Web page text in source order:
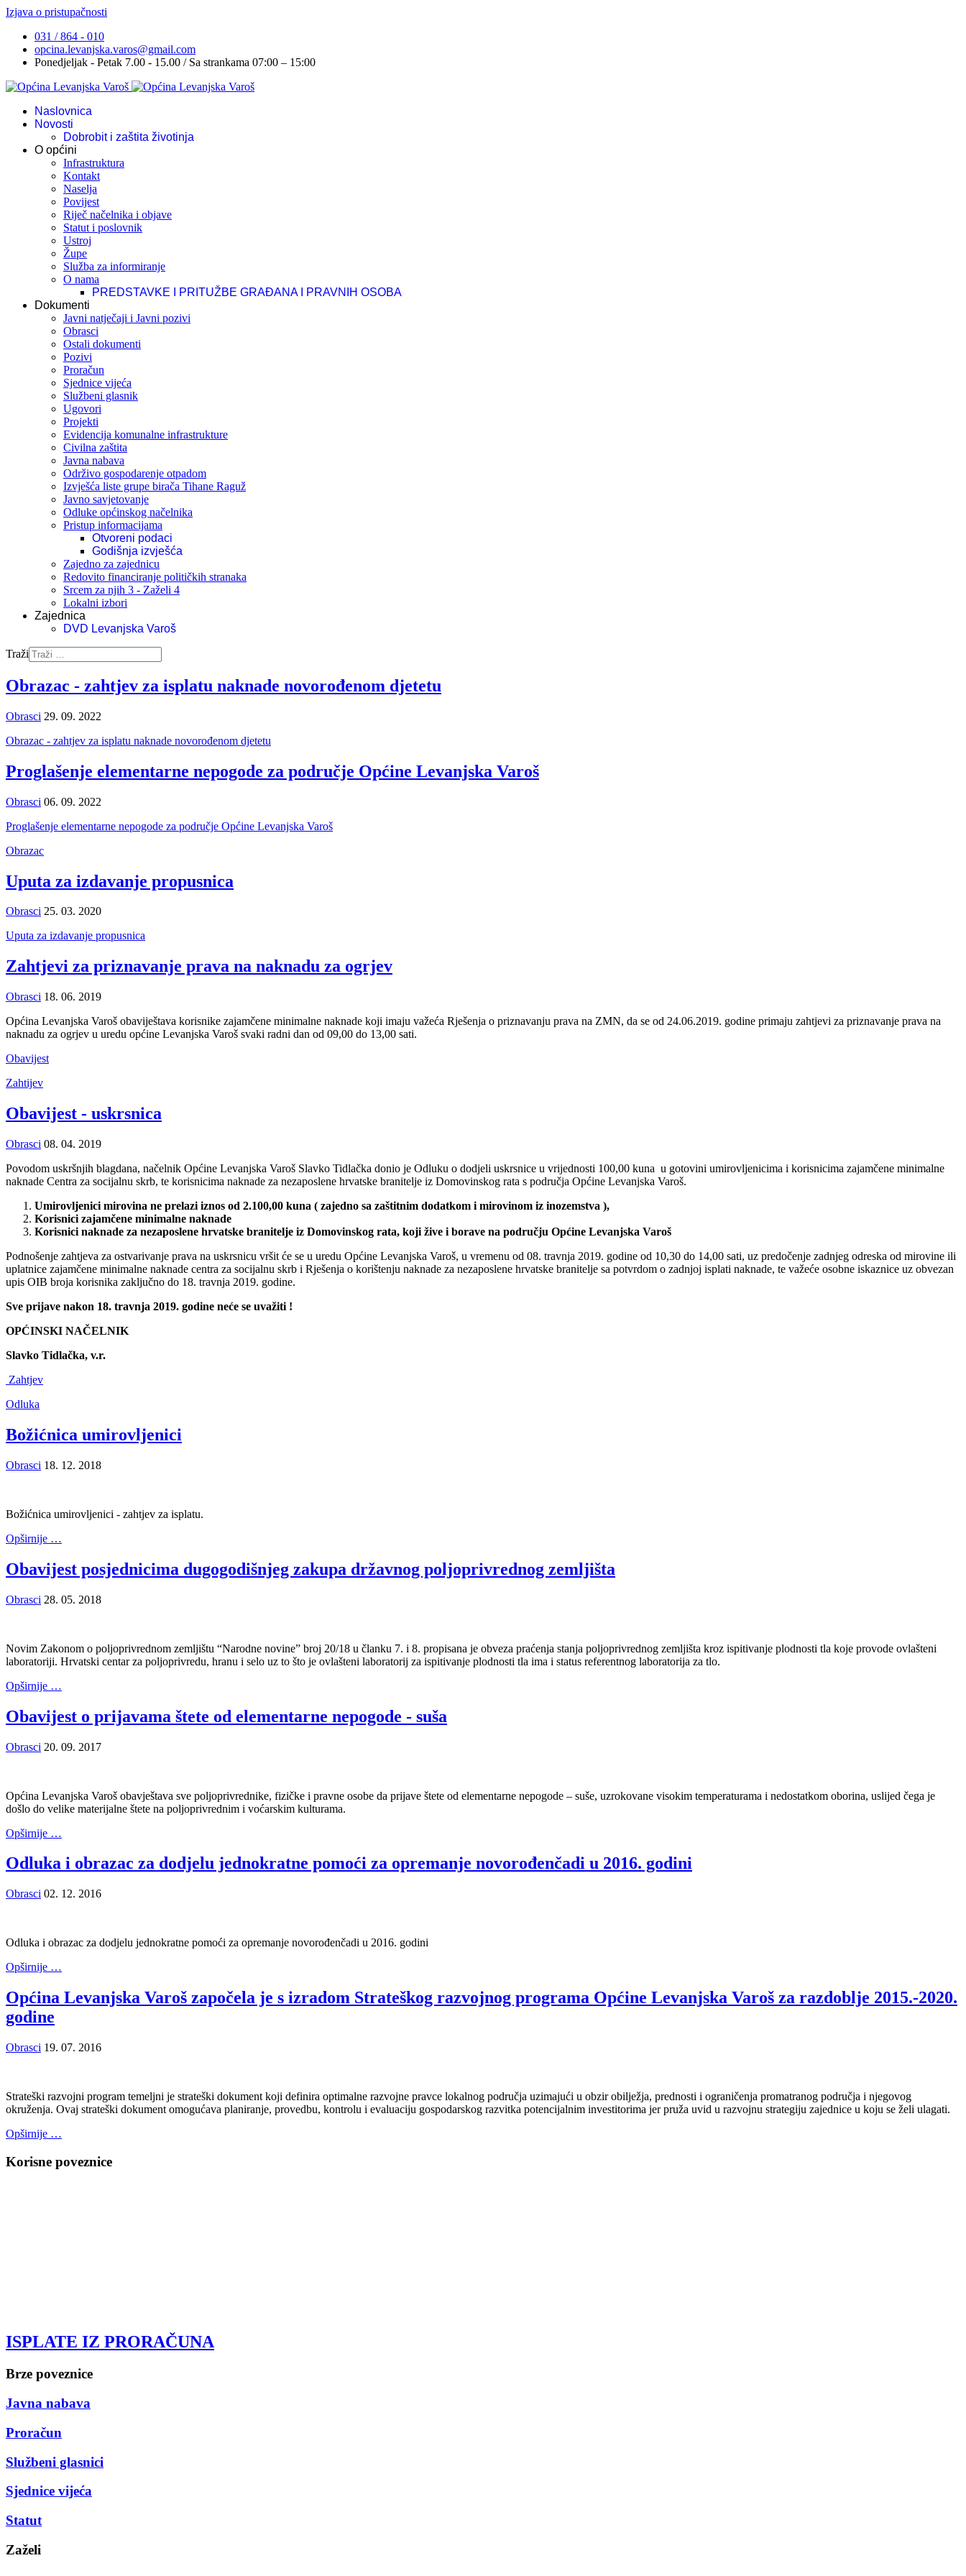
Izjava o pristupačnosti
031 / 864 - 010
opcina.levanjska.varos@gmail.com
Ponedjeljak - Petak 7.00 - 15.00 / Sa strankama 07:00 – 15:00
Naslovnica
Novosti
Dobrobit i zaštita životinja
O općini
Infrastruktura
Kontakt
Naselja
Povijest
Riječ načelnika i objave
Statut i poslovnik
Ustroj
Župe
Služba za informiranje
O nama
PREDSTAVKE I PRITUŽBE GRAĐANA I PRAVNIH OSOBA
Dokumenti
Javni natječaji i Javni pozivi
Obrasci
Ostali dokumenti
Pozivi
Proračun
Sjednice vijeća
Službeni glasnik
Ugovori
Projekti
Evidencija komunalne infrastrukture
Civilna zaštita
Javna nabava
Održivo gospodarenje otpadom
Izvješća liste grupe birača Tihane Raguž
Javno savjetovanje
Odluke općinskog načelnika
Pristup informacijama
Otvoreni podaci
Godišnja izvješća
Zajedno za zajednicu
Redovito financiranje političkih stranaka
Srcem za njih 3 - Zaželi 4
Lokalni izbori
Zajednica
DVD Levanjska Varoš
Traži
Obrazac - zahtjev za isplatu naknade novorođenom djetetu
Obrasci 29. 09. 2022
Obrazac - zahtjev za isplatu naknade novorođenom djetetu
Proglašenje elementarne nepogode za područje Općine Levanjska Varoš
Obrasci 06. 09. 2022
Proglašenje elementarne nepogode za područje Općine Levanjska Varoš
Obrazac
Uputa za izdavanje propusnica
Obrasci 25. 03. 2020
Uputa za izdavanje propusnica
Zahtjevi za priznavanje prava na naknadu za ogrjev
Obrasci 18. 06. 2019
Općina Levanjska Varoš obaviještava korisnike zajamčene minimalne naknade koji imaju važeća Rješenja o priznavanju prava na ZMN, da se od 24.06.2019. godine primaju zahtjevi za priznavanje prava na
naknadu za ogrjev u uredu općine Levanjska Varoš svaki radni dan od 09,00 do 13,00 sati.
Obavijest
Zahtijev
Obavijest - uskrsnica
Obrasci 08. 04. 2019
Povodom uskršnjih blagdana, načelnik Općine Levanjska Varoš Slavko Tidlačka donio je Odluku o dodjeli uskrsnice u vrijednosti 100,00 kuna u gotovini umirovljenicima i korisnicima zajamčene minimalne
naknade Centra za socijalnu skrb, te korisnicima naknade za nezaposlene hrvatske branitelje iz Domovinskog rata s područja Općine Levanjska Varoš.
Umirovljenici mirovina ne prelazi iznos od 2.100,00 kuna ( zajedno sa zaštitnim dodatkom i mirovinom iz inozemstva ),
Korisnici zajamčene minimalne naknade
Korisnici naknade za nezaposlene hrvatske branitelje iz Domovinskog rata, koji žive i borave na području Općine Levanjska Varoš
Podnošenje zahtjeva za ostvarivanje prava na uskrsnicu vršit će se u uredu Općine Levanjska Varoš, u vremenu od 08. travnja 2019. godine od 10,30 do 14,00 sati, uz predočenje zadnjeg odreska od mirovine ili
uplatnice zajamčene minimalne naknade centra za socijalnu skrb i Rješenja o korištenju naknade za nezaposlene hrvatske branitelje sa potvrdom o zadnjoj isplati naknade, te važeće osobne iskaznice uz obvezan
upis OIB broja korisnika zaključno do 18. travnja 2019. godine.
Sve prijave nakon 18. travnja 2019. godine neće se uvažiti !
OPĆINSKI NAČELNIK
Slavko Tidlačka, v.r.
Zahtjev
Odluka
Božićnica umirovljenici
Obrasci 18. 12. 2018
Božićnica umirovljenici - zahtjev za isplatu.
Opširnije …
Obavijest posjednicima dugogodišnjeg zakupa državnog poljoprivrednog zemljišta
Obrasci 28. 05. 2018
Novim Zakonom o poljoprivrednom zemljištu “Narodne novine” broj 20/18 u članku 7. i 8. propisana je obveza praćenja stanja poljoprivrednog zemljišta kroz ispitivanje plodnosti tla koje provode ovlašteni
laboratoriji. Hrvatski centar za poljoprivredu, hranu i selo uz to što je ovlašteni laboratorij za ispitivanje plodnosti tla ima i status referentnog laboratorija za tlo.
Opširnije …
Obavijest o prijavama štete od elementarne nepogode - suša
Obrasci 20. 09. 2017
Općina Levanjska Varoš obavještava sve poljoprivrednike, fizičke i pravne osobe da prijave štete od elementarne nepogode – suše, uzrokovane visokim temperaturama i nedostatkom oborina, uslijed čega je
došlo do velike materijalne štete na poljoprivrednim i voćarskim kulturama.
Opširnije …
Odluka i obrazac za dodjelu jednokratne pomoći za opremanje novorođenčadi u 2016. godini
Obrasci 02. 12. 2016
Odluka i obrazac za dodjelu jednokratne pomoći za opremanje novorođenčadi u 2016. godini
Opširnije …
Općina Levanjska Varoš započela je s izradom Strateškog razvojnog programa Općine Levanjska Varoš za razdoblje 2015.-2020.
godine
Obrasci 19. 07. 2016
Strateški razvojni program temeljni je strateški dokument koji definira optimalne razvojne pravce lokalnog područja uzimajući u obzir obilježja, prednosti i ograničenja promatranog područja i njegovog
okruženja. Ovaj strateški dokument omogućava planiranje, provedbu, kontrolu i evaluaciju gospodarskog razvitka potencijalnim investitorima jer pruža uvid u razvojnu strategiju zajednice u koju se želi ulagati.
Opširnije …
Korisne poveznice
ISPLATE IZ PRORAČUNA
Brze poveznice
Javna nabava
Proračun
Službeni glasnici
Sjednice vijeća
Statut
Zaželi